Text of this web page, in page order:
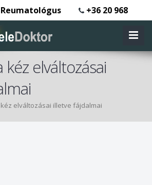
Reumatológus
+36 20 968
kéz elváltozásai
elváltozásai illetve fájdalmai